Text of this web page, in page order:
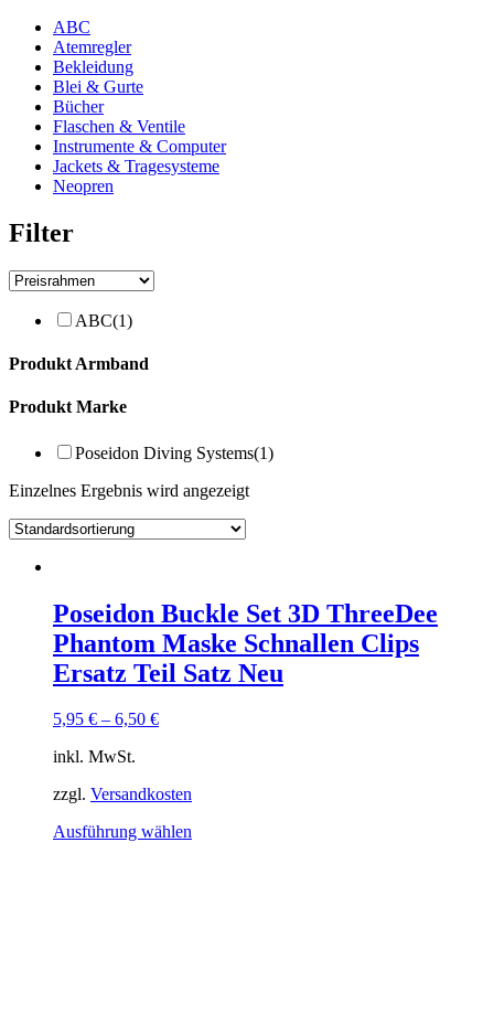
ABC
Atemregler
Bekleidung
Blei & Gurte
Bücher
Flaschen & Ventile
Instrumente & Computer
Jackets & Tragesysteme
Neopren
Filter
ABC(1)
Produkt Armband
Produkt Marke
Poseidon Diving Systems(1)
Einzelnes Ergebnis wird angezeigt
Poseidon Buckle Set 3D ThreeDee
Phantom Maske Schnallen Clips
Ersatz Teil Satz Neu
5,95 € – 6,50 €
inkl. MwSt.
zzgl. Versandkosten
Ausführung wählen